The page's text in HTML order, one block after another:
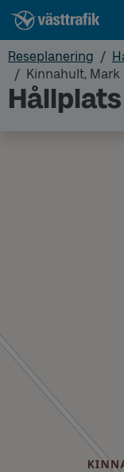
Reseplanering
Kinnahult, Mark